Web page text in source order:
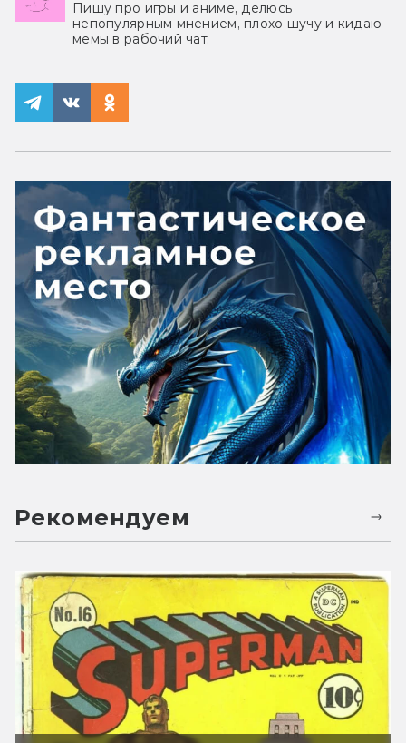
Пишу про игры и аниме, делюсь
непопулярным мнением, плохо шучу и кидаю
мемы в рабочий чат.
Рекомендуем